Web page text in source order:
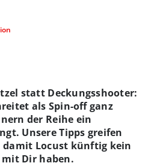
statt Deckungsshooter:
als Spin-off ganz
der Reihe ein
Unsere Tipps greifen
damit Locust künftig kein
Dir haben.